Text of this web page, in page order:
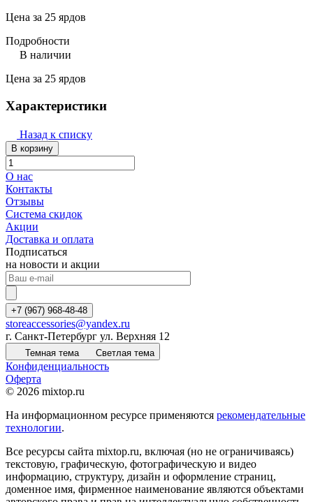
Цена за 25 ярдов
Подробности
В наличии
Цена за 25 ярдов
Характеристики
Назад к списку
В корзину
О нас
Контакты
Отзывы
Система скидок
Акции
Доставка и оплата
Подписаться
на новости и акции
+7 (967) 968-48-48
storeaccessories@yandex.ru
г. Санкт-Петербург ул. Верхняя 12
Темная тема Светлая тема
Конфиденциальность
Оферта
© 2026 mixtop.ru
На информационном ресурсе применяются рекомендательные
технологии.
Все ресурсы сайта mixtop.ru, включая (но не ограничиваясь)
текстовую, графическую, фотографическую и видео
информацию, структуру, дизайн и оформление страниц,
доменное имя, фирменное наименование являются объектами